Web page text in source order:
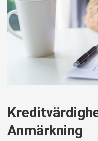
Anmärkning